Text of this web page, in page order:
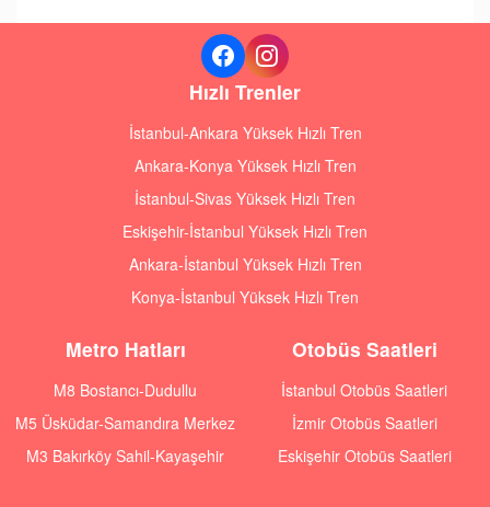
Hızlı Trenler
İstanbul-Ankara Yüksek Hızlı Tren
Ankara-Konya Yüksek Hızlı Tren
İstanbul-Sivas Yüksek Hızlı Tren
Eskişehir-İstanbul Yüksek Hızlı Tren
Ankara-İstanbul Yüksek Hızlı Tren
Konya-İstanbul Yüksek Hızlı Tren
Metro Hatları
M8 Bostancı-Dudullu
M5 Üsküdar-Samandıra Merkez
M3 Bakırköy Sahil-Kayaşehir
Otobüs Saatleri
İstanbul Otobüs Saatleri
İzmir Otobüs Saatleri
Eskişehir Otobüs Saatleri